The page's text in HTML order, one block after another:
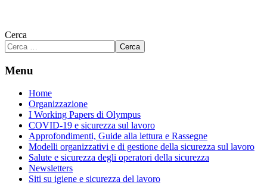
Cerca
Cerca
Menu
Home
Organizzazione
I Working Papers di Olympus
COVID-19 e sicurezza sul lavoro
Approfondimenti, Guide alla lettura e Rassegne
Modelli organizzativi e di gestione della sicurezza sul lavoro
Salute e sicurezza degli operatori della sicurezza
Newsletters
Siti su igiene e sicurezza del lavoro